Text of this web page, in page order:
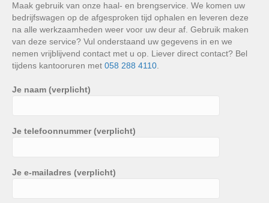
Maak gebruik van onze haal- en brengservice. We komen uw
bedrijfswagen op de afgesproken tijd ophalen en leveren deze
na alle werkzaamheden weer voor uw deur af. Gebruik maken
van deze service? Vul onderstaand uw gegevens in en we
nemen vrijblijvend contact met u op. Liever direct contact? Bel
tijdens kantooruren met 058 288 4110
Je naam (verplicht)
Je telefoonnummer (verplicht)
Je e-mailadres (verplicht)